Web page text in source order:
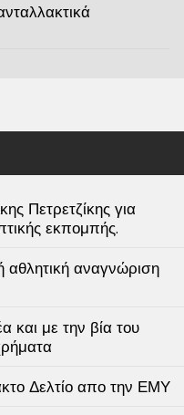
Πετρετζίκης για
εκπομπής.
αθλητική αναγνώριση
και με την βία του
Δελτίο απο την ΕΜΥ